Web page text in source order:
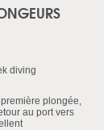
diving
plongée,
au port vers